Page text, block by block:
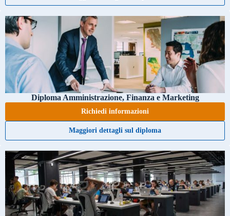
Diploma Amministrazione, Finanza e Marketing
Richiedi informazioni
Maggiori dettagli sul diploma